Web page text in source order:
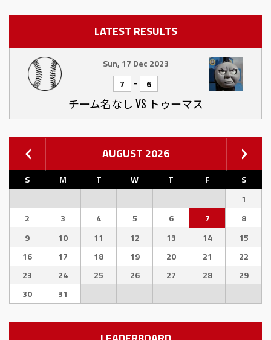
LATEST RESULTS
Sun, 17 Dec 2023
7
- 6
チーム名なし VS トゥーマス
AUGUST 2026
S M T W T F
S
1
2
3 4 5 6 7
8
9
10 11 12 13 14
15
16
17 18 19 20 21
22
23
24 25 26 27 28
29
30
31